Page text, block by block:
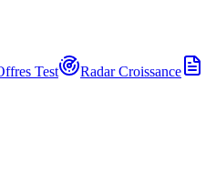
Test
Radar Croissance